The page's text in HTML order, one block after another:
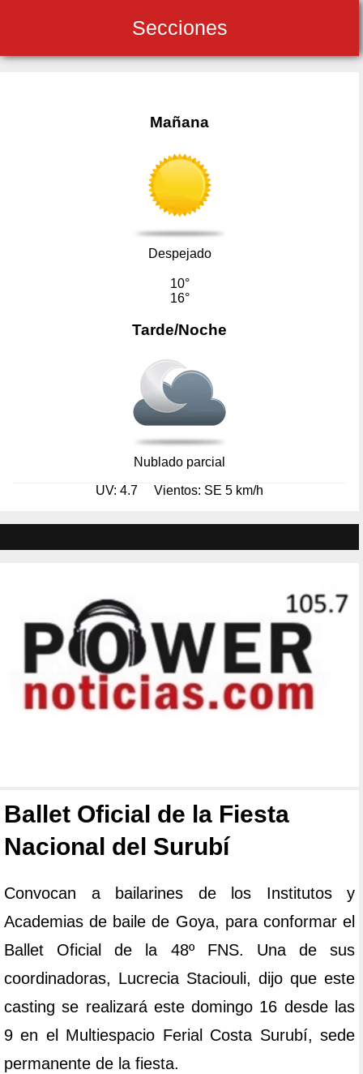
Secciones
Mañana
Despejado
10°
16°
Tarde/Noche
Nublado parcial
UV: 4.7 Vientos: SE 5 km/h
Ballet Oficial de la Fiesta
Nacional del Surubí
Convocan a bailarines de los Institutos y
Academias de baile de Goya, para conformar el
Ballet Oficial de la 48º FNS. Una de sus
coordinadoras, Lucrecia Staciouli, dijo que este
casting se realizará este domingo 16 desde las
9 en el Multiespacio Ferial Costa Surubí, sede
permanente de la fiesta.